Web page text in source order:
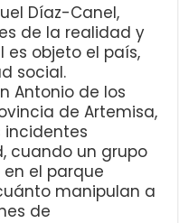
Díaz-Canel,
de la realidad y
objeto el país,
social.
Antonio de los
de Artemisa,
incidentes
cuando un grupo
el parque
manipulan a
de